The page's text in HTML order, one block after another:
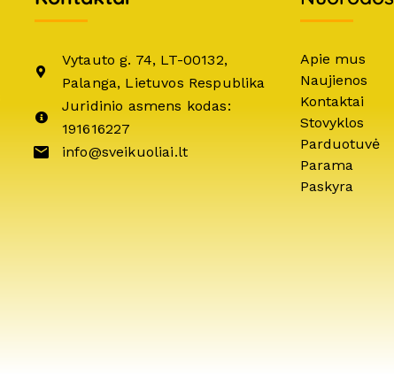
Vytauto g. 74, LT-00132,
Palanga, Lietuvos Respublika
Juridinio asmens kodas:
191616227
info@sveikuoliai.lt
Apie mus
Naujienos
Kontaktai
Stovyklos
Parduotuvė
Parama
Paskyra